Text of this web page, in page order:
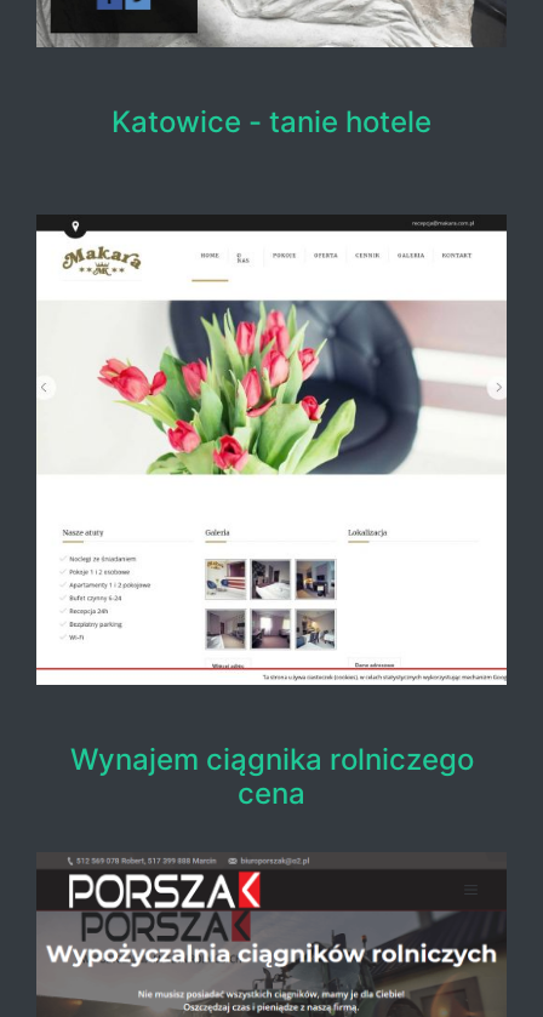
Katowice - tanie hotele
Wynajem ciągnika rolniczego
cena